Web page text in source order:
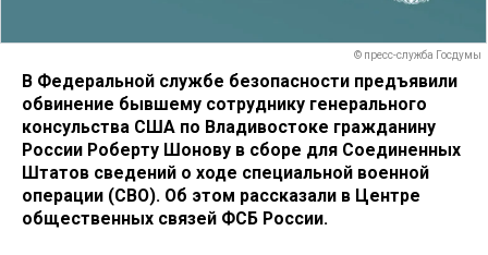
© пресс-служба Госдумы
В Федеральной службе безопасности предъявили
обвинение бывшему сотруднику генерального
консульства США по Владивостоке гражданину
России Роберту Шонову в сборе для Соединенных
Штатов сведений о ходе специальной военной
операции (СВО). Об этом рассказали в Центре
общественных связей ФСБ России.